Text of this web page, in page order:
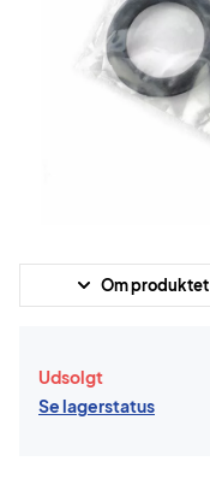
Om produktet
Udsolgt
Se lagerstatus